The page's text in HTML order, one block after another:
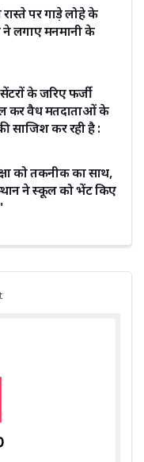
पर गाड़े लोहे के
लगाए मनमानी के
के जरिए फर्जी
कर वैध मतदाताओं के
साजिश कर रही है :
को तकनीक का साथ,
ने स्कूल को भेंट किए